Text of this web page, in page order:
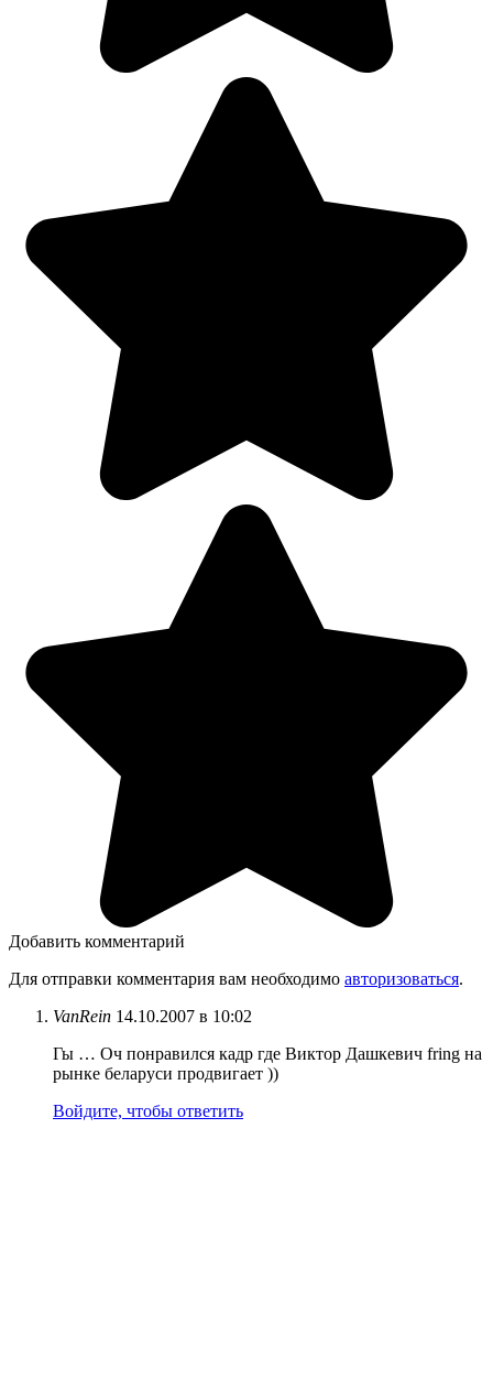
Добавить комментарий
Для отправки комментария вам необходимо авторизоваться.
VanRein 14.10.2007 в 10:02
Гы … Оч понравился кадр где Виктор Дашкевич fring на
рынке беларуси продвигает ))
Войдите, чтобы ответить